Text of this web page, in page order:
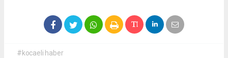
#kocaeli haber